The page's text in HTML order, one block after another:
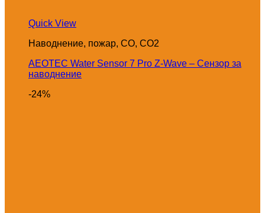
Quick View
Наводнение, пожар, CO, CO2
AEOTEC Water Sensor 7 Pro Z-Wave – Сензор за
наводнение
-24%